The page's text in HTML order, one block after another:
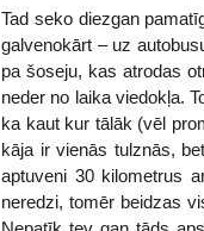
Tad seko diezgan
galvenokārt – uz
pa šoseju, kas atrodas
neder no laika viedokļa.
ka kaut kur tālāk (vēl
kāja ir vienās tulznās,
aptuveni 30 kilometrus
neredzi, tomēr beidzas